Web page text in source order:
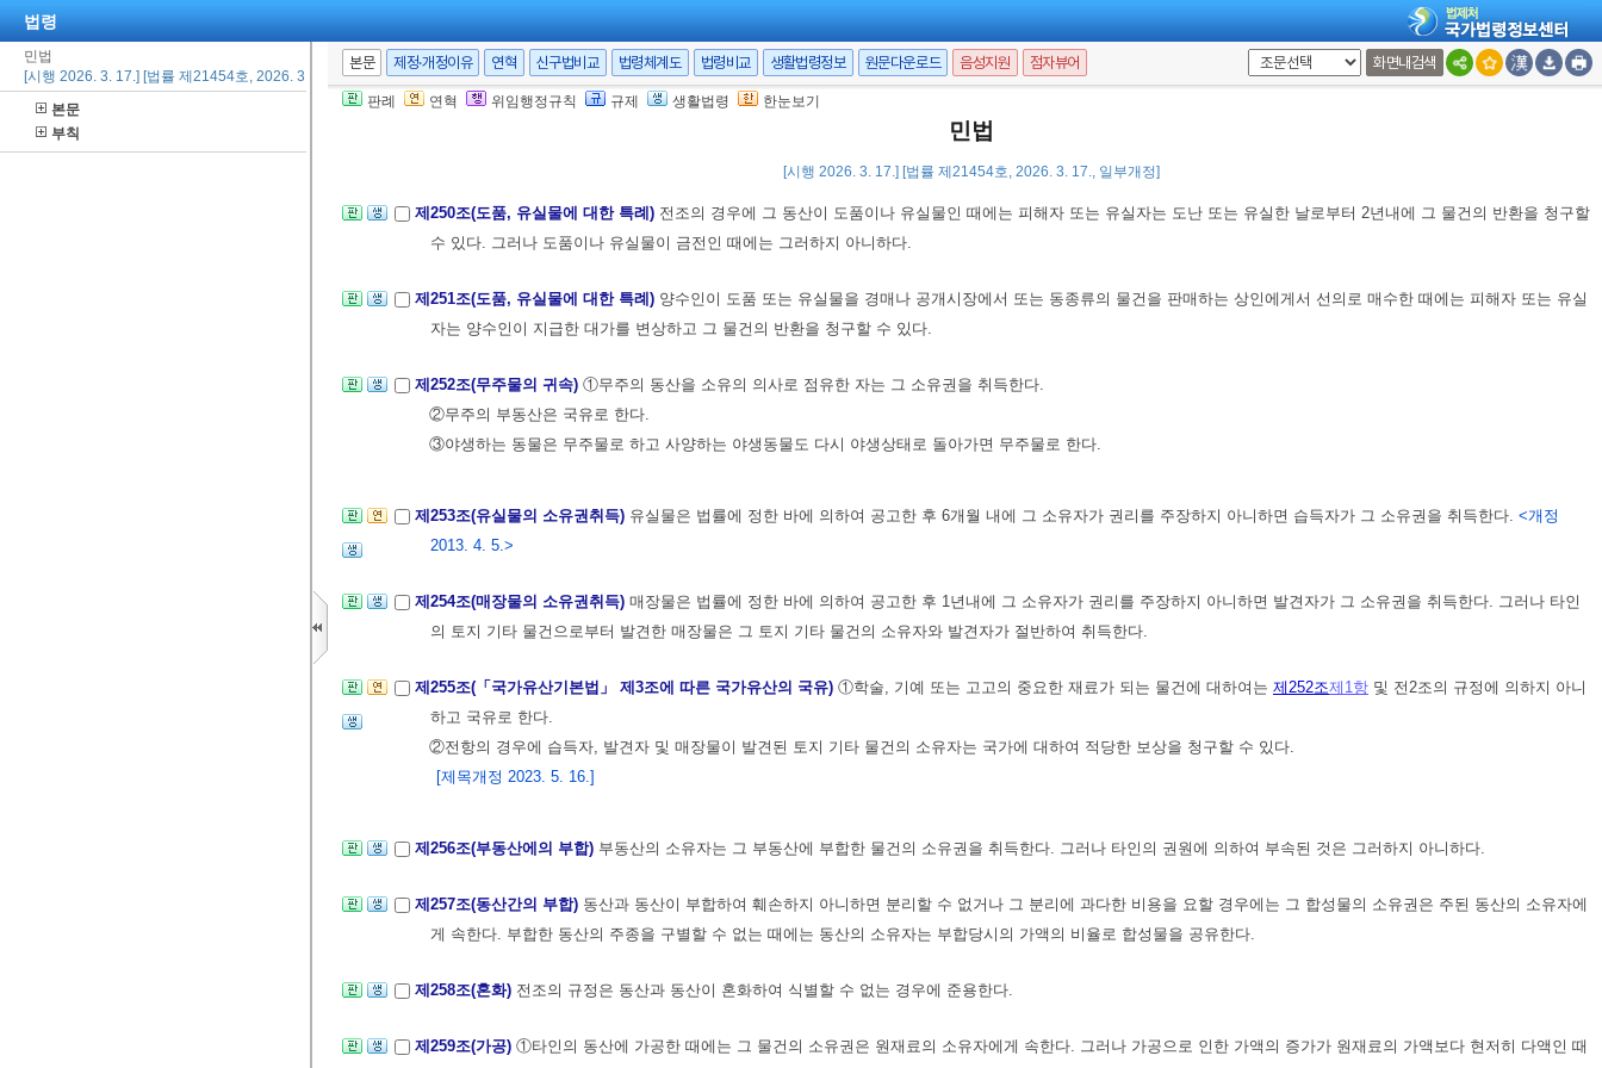
법령
민법
[시행 2026. 3. 17.] [법률 제21454호, 2026. 3. 17., 일부개정]
본문
부칙
본문 제정·개정이유 연혁 신구법비교 법령체계도 법령비교 생활법령정보 원문다운로드 음성지원 점자뷰어 화면내검색
판례 연혁 위임행정규칙 규제 생활법령 한눈보기
민법
[시행 2026. 3. 17.] [법률 제21454호, 2026. 3. 17., 일부개정]
제248조(소유권 이외의 재산권의 취득시효)전3조의 규정은 소유권 이외의 재산권의 취득에 준용한다.
평온, 공연하게 동산을 양수한 자가 선의이며 과실없이 그 동산을 점유한 경우에는 양도인이 정당한 소유자가 아닌 때에도 즉시 그 동산의 소유권을 취
제250조(도품, 유실물에 대한 특례) 전조의 경우에 그 동산이 도품이나 유실물인 때에는 피해자 또는 유실자는 도난 또는 유실한 날로부터 2년내에 그 물건의 반환을 청구할
수 있다. 그러나 도품이나 유실물이 금전인 때에는 그러하지 아니하다.
제251조(도품, 유실물에 대한 특례) 양수인이 도품 또는 유실물을 경매나 공개시장에서 또는 동종류의 물건을 판매하는 상인에게서 선의로 매수한 때에는 피해자 또는 유실
자는 양수인이 지급한 대가를 변상하고 그 물건의 반환을 청구할 수 있다.
제252조(무주물의 귀속) ①무주의 동산을 소유의 의사로 점유한 자는 그 소유권을 취득한다.
②무주의 부동산은 국유로 한다.
③야생하는 동물은 무주물로 하고 사양하는 야생동물도 다시 야생상태로 돌아가면 무주물로 한다.
제253조(유실물의 소유권취득) 유실물은 법률에 정한 바에 의하여 공고한 후 6개월 내에 그 소유자가 권리를 주장하지 아니하면 습득자가 그 소유권을 취득한다. <개정
2013. 4. 5.>
제254조(매장물의 소유권취득) 매장물은 법률에 정한 바에 의하여 공고한 후 1년내에 그 소유자가 권리를 주장하지 아니하면 발견자가 그 소유권을 취득한다. 그러나 타인
의 토지 기타 물건으로부터 발견한 매장물은 그 토지 기타 물건의 소유자와 발견자가 절반하여 취득한다.
제255조(「국가유산기본법」 제3조에 따른 국가유산의 국유) ①학술, 기예 또는 고고의 중요한 재료가 되는 물건에 대하여는 제252조제1항 및 전2조의 규정에 의하지 아니
하고 국유로 한다.
②전항의 경우에 습득자, 발견자 및 매장물이 발견된 토지 기타 물건의 소유자는 국가에 대하여 적당한 보상을 청구할 수 있다.
[제목개정 2023. 5. 16.]
제256조(부동산에의 부합) 부동산의 소유자는 그 부동산에 부합한 물건의 소유권을 취득한다. 그러나 타인의 권원에 의하여 부속된 것은 그러하지 아니하다.
제257조(동산간의 부합) 동산과 동산이 부합하여 훼손하지 아니하면 분리할 수 없거나 그 분리에 과다한 비용을 요할 경우에는 그 합성물의 소유권은 주된 동산의 소유자에
게 속한다. 부합한 동산의 주종을 구별할 수 없는 때에는 동산의 소유자는 부합당시의 가액의 비율로 합성물을 공유한다.
제258조(혼화) 전조의 규정은 동산과 동산이 혼화하여 식별할 수 없는 경우에 준용한다.
제259조(가공) ①타인의 동산에 가공한 때에는 그 물건의 소유권은 원재료의 소유자에게 속한다. 그러나 가공으로 인한 가액의 증가가 원재료의 가액보다 현저히 다액인 때